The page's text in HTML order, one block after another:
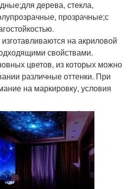
дерева, стекла,
прозрачные;с
на акриловой
свойствами.
цветов, из которых можно
различные оттенки. При
на маркировку, условия